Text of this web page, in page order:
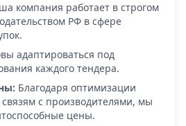
компания работает в строгом
РФ в сфере
адаптироваться под
каждого тендера.
Благодаря оптимизации
с производителями, мы
цены.